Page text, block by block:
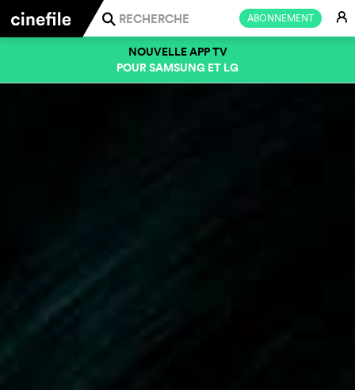
ABONNEMENT E
j
NOUVELLE APP TV
POUR SAMSUNG ET LG